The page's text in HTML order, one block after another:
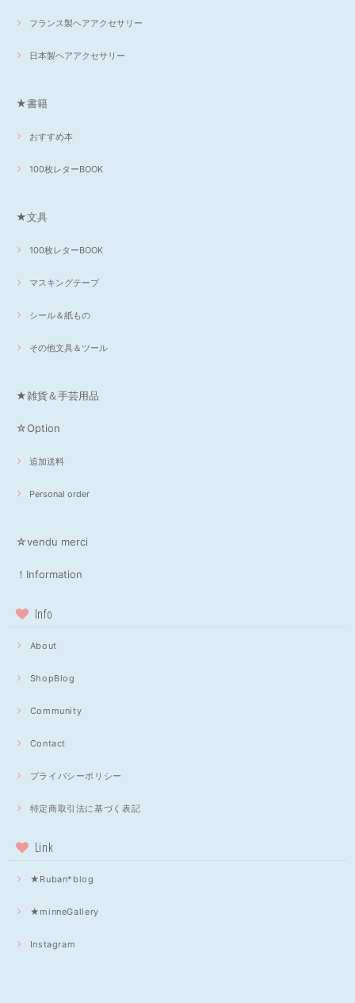
フランス製ヘアアクセサリー
日本製ヘアアクセサリー
★書籍
おすすめ本
100枚レターBOOK
★文具
100枚レターBOOK
マスキングテープ
シール＆紙もの
その他文具＆ツール
★雑貨＆手芸用品
☆Option
追加送料
Personal order
☆vendu merci
！Information
Info
About
ShopBlog
Community
Contact
プライバシーポリシー
特定商取引法に基づく表記
Link
★Ruban*blog
★minneGallery
Instagram